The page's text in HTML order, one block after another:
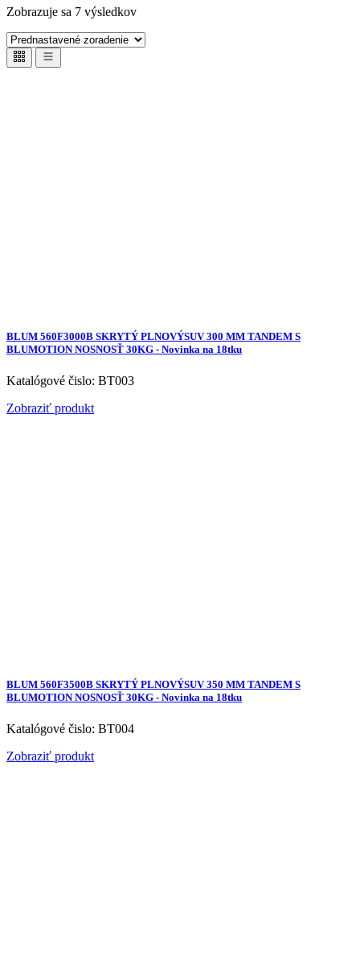
Zobrazuje sa 7 výsledkov
BLUM 560F3000B SKRYTÝ PLNOVÝSUV 300 MM TANDEM S
BLUMOTION NOSNOSŤ 30KG - Novinka na 18tku
Katalógové čislo: BT003
Zobraziť produkt
BLUM 560F3500B SKRYTÝ PLNOVÝSUV 350 MM TANDEM S
BLUMOTION NOSNOSŤ 30KG - Novinka na 18tku
Katalógové čislo: BT004
Zobraziť produkt